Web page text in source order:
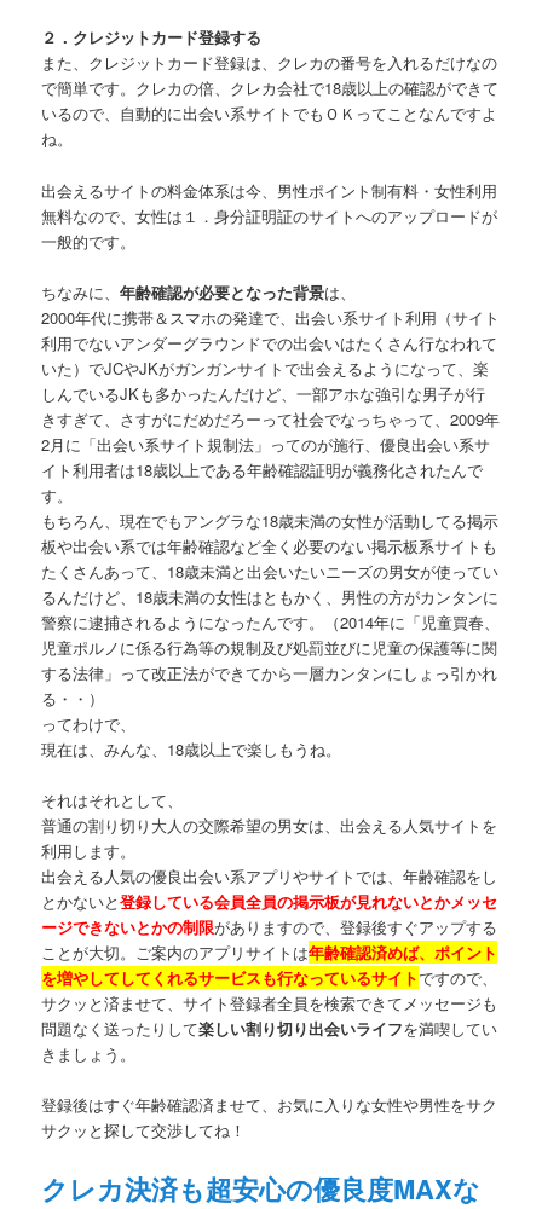
２．クレジットカード登録する
また、クレジットカード登録は、クレカの番号を入れるだけなの
で簡単です。クレカの倍、クレカ会社で18歳以上の確認ができて
いるので、自動的に出会い系サイトでもＯＫってことなんですよ
ね。
出会えるサイトの料金体系は今、男性ポイント制有料・女性利用
無料なので、女性は１．身分証明証のサイトへのアップロードが
一般的です。
ちなみに、年齢確認が必要となった背景は、
2000年代に携帯＆スマホの発達で、出会い系サイト利用（サイト
利用でないアンダーグラウンドでの出会いはたくさん行なわれて
いた）でJCやJKがガンガンサイトで出会えるようになって、楽
しんでいるJKも多かったんだけど、一部アホな強引な男子が行
きすぎて、さすがにだめだろーって社会でなっちゃって、2009年
2月に「出会い系サイト規制法」ってのが施行、優良出会い系サ
イト利用者は18歳以上である年齢確認証明が義務化されたんで
す。
もちろん、現在でもアングラな18歳未満の女性が活動してる掲示
板や出会い系では年齢確認など全く必要のない掲示板系サイトも
たくさんあって、18歳未満と出会いたいニーズの男女が使ってい
るんだけど、18歳未満の女性はともかく、男性の方がカンタンに
警察に逮捕されるようになったんです。（2014年に「児童買春、
児童ポルノに係る行為等の規制及び処罰並びに児童の保護等に関
する法律」って改正法ができてから一層カンタンにしょっ引かれ
る・・）
ってわけで、
現在は、みんな、18歳以上で楽しもうね。
それはそれとして、
普通の割り切り大人の交際希望の男女は、出会える人気サイトを
利用します。
出会える人気の優良出会い系アプリやサイトでは、年齢確認をし
とかないと登録している会員全員の掲示板が見れないとかメッセ
ージできないとかの制限がありますので、登録後すぐアップする
ことが大切。ご案内のアプリサイトは年齢確認済めば、ポイント
を増やしてしてくれるサービスも行なっているサイトですので、
サクッと済ませて、サイト登録者全員を検索できてメッセージも
問題なく送ったりして楽しい割り切り出会いライフを満喫してい
きましょう。
登録後はすぐ年齢確認済ませて、お気に入りな女性や男性をサク
サクッと探して交渉してね！
クレカ決済も超安心の優良度MAXな